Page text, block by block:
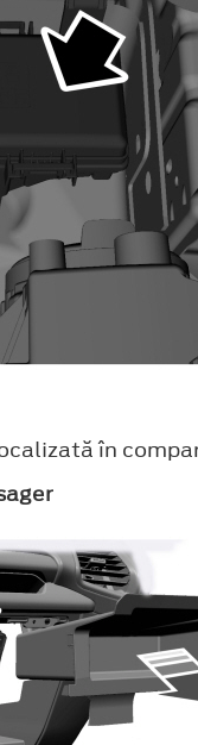
în